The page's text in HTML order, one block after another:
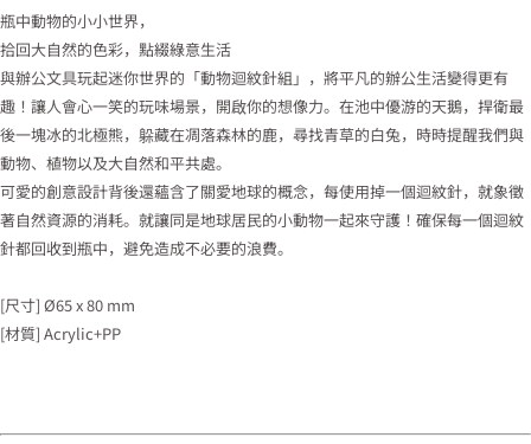
瓶中動物的小小世界，
拾回大自然的色彩，點綴綠意生活
與辦公文具玩起迷你世界的「動物迴紋針組」，將平凡的辦公生活變得更有
趣！讓人會心一笑的玩味場景，開啟你的想像力。在池中優游的天鵝，捍衛最
後一塊冰的北極熊，躲藏在凋落森林的鹿，尋找青草的白兔，時時提醒我們與
動物、植物以及大自然和平共處。
可愛的創意設計背後還蘊含了關愛地球的概念，每使用掉一個迴紋針，就象徵
著自然資源的消耗。就讓同是地球居民的小動物一起來守護！確保每一個迴紋
針都回收到瓶中，避免造成不必要的浪費。
[尺寸] Ø65 x 80 mm
[材質] Acrylic+PP